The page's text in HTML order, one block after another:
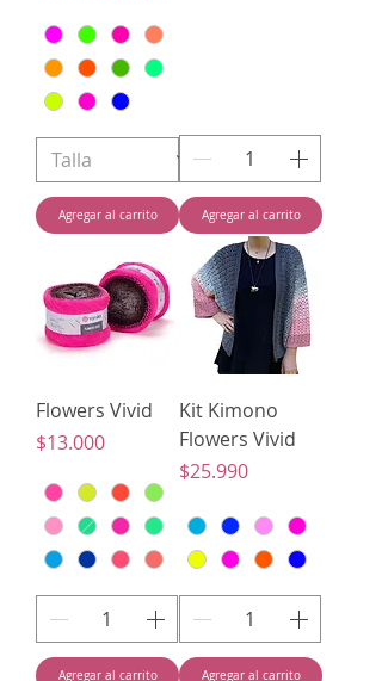
Agregar al carrito Agregar al carrito
Flowers Vivid
Precio
$13.000
Agregar al carrito
Kit Kimono
Flowers Vivid
Precio
$25.990
Agregar al carrito